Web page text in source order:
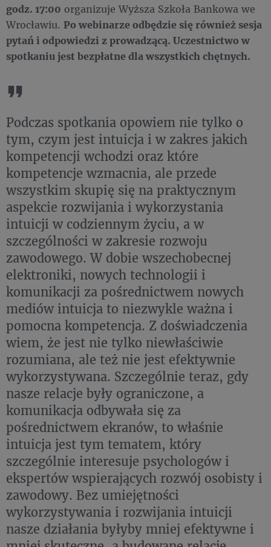
godz. 17:00 organizuje Wyższa Szkoła Bankowa we
Wrocławiu. Po webinarze odbędzie się również sesja
pytań i odpowiedzi z prowadzącą. Uczestnictwo w
spotkaniu jest bezpłatne dla wszystkich chętnych.
Podczas spotkania opowiem nie tylko o
tym, czym jest intuicja i w zakres jakich
kompetencji wchodzi oraz które
kompetencje wzmacnia, ale przede
wszystkim skupię się na praktycznym
aspekcie rozwijania i wykorzystania
intuicji w codziennym życiu, a w
szczególności w zakresie rozwoju
zawodowego. W dobie wszechobecnej
elektroniki, nowych technologii i
komunikacji za pośrednictwem nowych
mediów intuicja to niezwykle ważna i
pomocna kompetencja. Z doświadczenia
wiem, że jest nie tylko niewłaściwie
rozumiana, ale też nie jest efektywnie
wykorzystywana. Szczególnie teraz, gdy
nasze relacje były ograniczone, a
komunikacja odbywała się za
pośrednictwem ekranów, to właśnie
intuicja jest tym tematem, który
szczególnie interesuje psychologów i
ekspertów wspierających rozwój osobisty i
zawodowy. Bez umiejętności
wykorzystywania i rozwijania intuicji
nasze działania byłyby mniej efektywne i